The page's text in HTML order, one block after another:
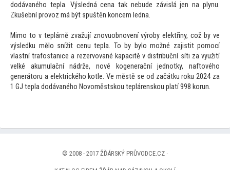
dodávaného tepla. Výsledná cena tak nebude závislá jen na plynu.
Zkušební provoz má být spuštěn koncem ledna.
Mimo to v teplárně zvažují znovuobnovení výroby elektřiny, což by ve
výsledku mělo snížit cenu tepla. To by bylo možné zajistit pomocí
vlastní trafostanice a rezervované kapacitě v distribuční síti za využití
velké akumulační nádrže, nové kogenerační jednotky, naftového
generátoru a elektrického kotle. Ve městě se od začátku roku 2024 za
1 GJ tepla dodávaného Novoměstskou teplárenskou platí 998 korun.
© 2008 - 2017 ŽĎÁRSKÝ PRŮVODCE.CZ ·